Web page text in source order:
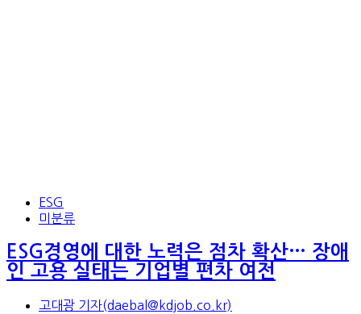
ESG
미분류
ESG경영에 대한 노력은 점차 확산… 장애
인 고용 실태는 기업별 편차 여전
고대광 기자(daebal@kdjob.co.kr)